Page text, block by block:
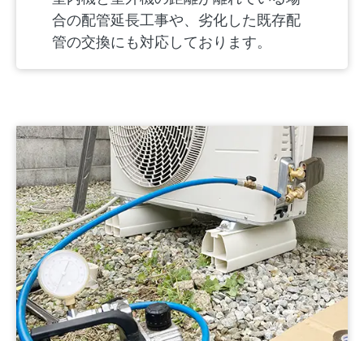
合の配管延長工事や、劣化した既存配
管の交換にも対応しております。